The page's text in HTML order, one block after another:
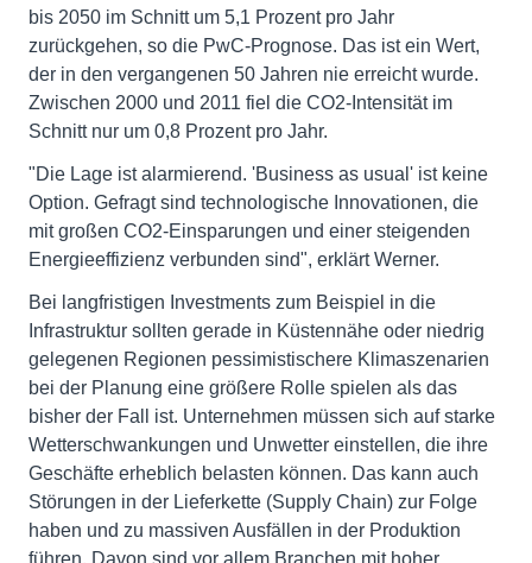
bis 2050 im Schnitt um 5,1 Prozent pro Jahr
zurückgehen, so die PwC-Prognose. Das ist ein Wert,
der in den vergangenen 50 Jahren nie erreicht wurde.
Zwischen 2000 und 2011 fiel die CO2-Intensität im
Schnitt nur um 0,8 Prozent pro Jahr.
"Die Lage ist alarmierend. 'Business as usual' ist keine
Option. Gefragt sind technologische Innovationen, die
mit großen CO2-Einsparungen und einer steigenden
Energieeffizienz verbunden sind", erklärt Werner.
Bei langfristigen Investments zum Beispiel in die
Infrastruktur sollten gerade in Küstennähe oder niedrig
gelegenen Regionen pessimistischere Klimaszenarien
bei der Planung eine größere Rolle spielen als das
bisher der Fall ist. Unternehmen müssen sich auf starke
Wetterschwankungen und Unwetter einstellen, die ihre
Geschäfte erheblich belasten können. Das kann auch
Störungen in der Lieferkette (Supply Chain) zur Folge
haben und zu massiven Ausfällen in der Produktion
führen. Davon sind vor allem Branchen mit hoher